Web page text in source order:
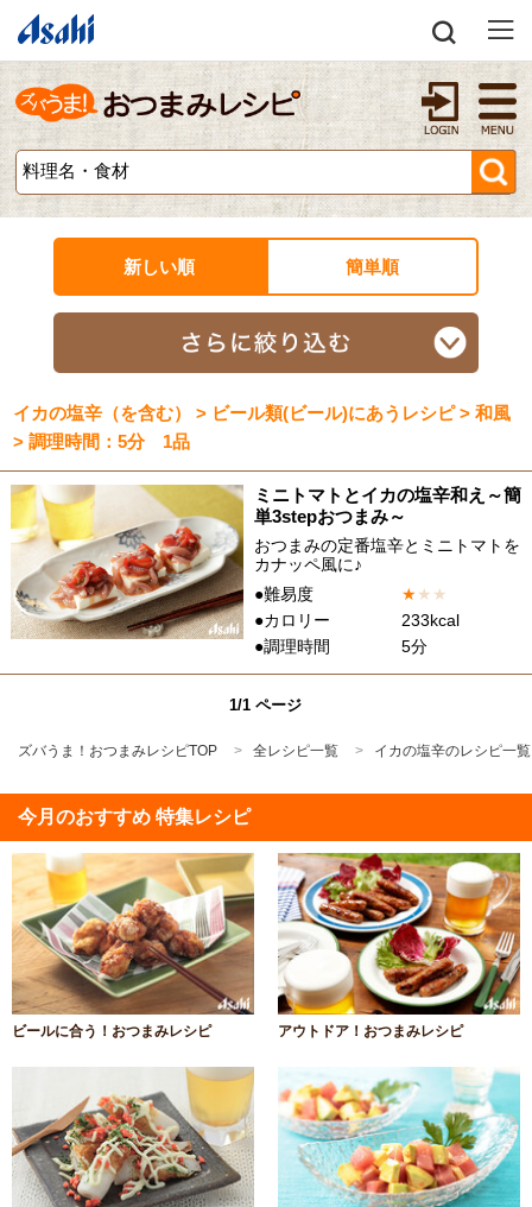
新しい順 簡単順
イカの塩辛（を含む） > ビール類(ビール)にあうレシピ > 和風
> 調理時間：5分 1品
ミニトマトとイカの塩辛和え～簡
単3stepおつまみ～
おつまみの定番塩辛とミニトマトを
カナッペ風に♪
●難易度
★★ ★
●カロリー
233kcal
●調理時間
5分
1/1 ページ
ズバうま！おつまみレシピTOP 全レシピ一覧 イカの塩辛のレシピ一覧
今月のおすすめ 特集レシピ
ビールに合う！おつまみレシピ アウトドア！おつまみレシピ